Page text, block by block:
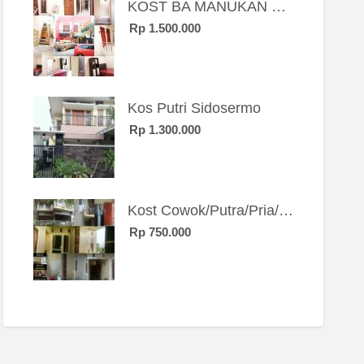
KOST BA MANUKAN SBY BRT
Rp 1.500.000
Kos Putri Sidosermo
Rp 1.300.000
Kost Cowok/Putra/Pria/Mahasiswa/Karyawan SIngle eksklusif bangunan baru
Rp 750.000